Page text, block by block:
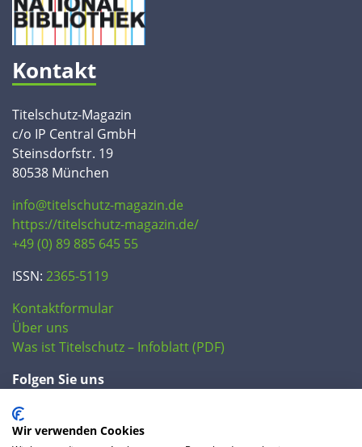
Kontakt
Titelschutz-Magazin
c/o IP Central GmbH
Steinsdorfstr. 19
80538 München
info@titelschutz-magazin.de
https://titelschutz-magazin.de/
+49 (0) 89 885 645 55
ISSN: 2365-5119
Kontaktformular
Über uns
Was ist Titelschutz – Infoblatt (PDF)
Folgen Sie uns
Wir verwenden Cookies